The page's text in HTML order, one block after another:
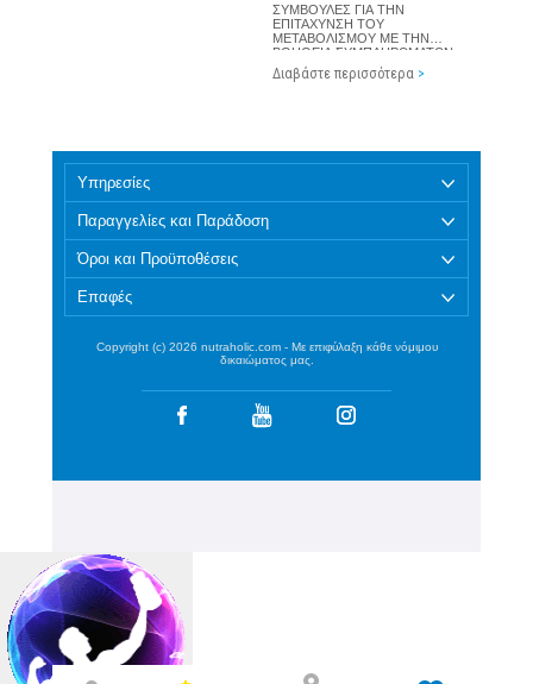
ΣΥΜΒΟΥΛΕΣ ΓΙΑ ΤΗΝ
ΕΠΙΤΑΧΥΝΣΗ ΤΟΥ
ΜΕΤΑΒΟΛΙΣΜΟΥ ΜΕ ΤΗΝ
ΒΟΗΘΕΙΑ ΣΥΜΠΛΗΡΩΜΑΤΩΝ
ΔΙΑΤΟΦΗΣ
Διαβάστε περισσότερα >
Υπηρεσίες
Παραγγελίες και Παράδοση
Όροι και Προϋποθέσεις
Επαφές
Copyright (c) 2026 nutraholic.com - Με επιφύλαξη κάθε νόμιμου
δικαιώματος μας.